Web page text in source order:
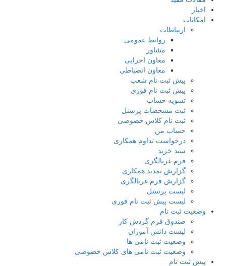
اخبار
امکانات
ارتباطات
روابط عمومی
مشاور
معاون اجرایی
معاون انضباطی
پیش ثبت نام شعب
پیش ثبت نام فوری
تسویه حساب
ثبت مشخصات پرسنل
ثبت نام کلاس خصوصی
حساب من
درخواست تداوم همکاری
سبد خرید
فرم غربالگری
گزارش تمدید همکاری
گزارش فرم غربالگری
لیست پرسنل
لیست پیش ثبت نام فوری
وضعیت ثبت نام
صندوق فرم گردش کار
لیست دانش آموزان
وضعیت ثبت نامی ها
وضعیت ثبت نامی های کلاس خصوصی
پیش ثبت نام